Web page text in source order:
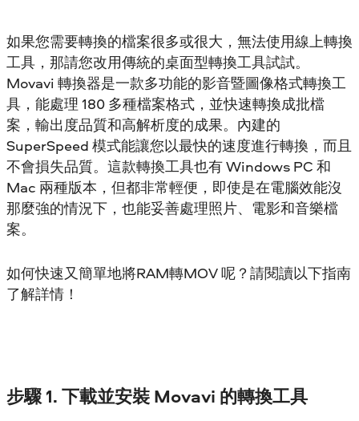
如果您需要轉換的檔案很多或很大，無法使用線上轉換
工具，那請您改用傳統的桌面型轉換工具試試。
Movavi 轉換器是一款多功能的影音暨圖像格式轉換工
具，能處理 180 多種檔案格式，並快速轉換成批檔
案，輸出度品質和高解析度的成果。內建的
SuperSpeed 模式能讓您以最快的速度進行轉換，而且
不會損失品質。這款轉換工具也有 Windows PC 和
Mac 兩種版本，但都非常輕便，即使是在電腦效能沒
那麼強的情況下，也能妥善處理照片、電影和音樂檔
案。
如何快速又簡單地將RAM轉MOV 呢？請閱讀以下指南
了解詳情！
步驟 1. 下載並安裝 Movavi 的轉換工具